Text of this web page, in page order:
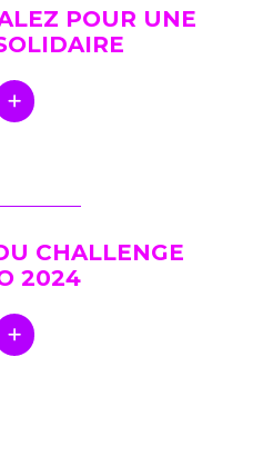
POUR UNE
CHALLENGE
2024